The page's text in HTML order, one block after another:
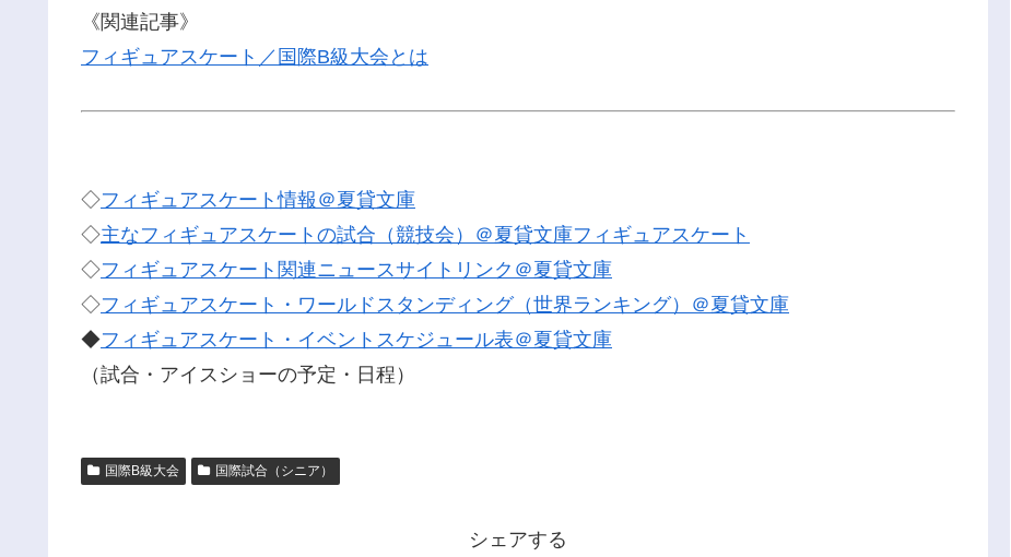
《関連記事》
フィギュアスケート／国際B級大会とは
◇フィギュアスケート情報＠夏貸文庫
◇主なフィギュアスケートの試合（競技会）＠夏貸文庫フィギュアスケート
◇フィギュアスケート関連ニュースサイトリンク＠夏貸文庫
◇フィギュアスケート・ワールドスタンディング（世界ランキング）＠夏貸文庫
◆フィギュアスケート・イベントスケジュール表＠夏貸文庫
（試合・アイスショーの予定・日程）
国際B級大会 国際試合（シニア）
シェアする